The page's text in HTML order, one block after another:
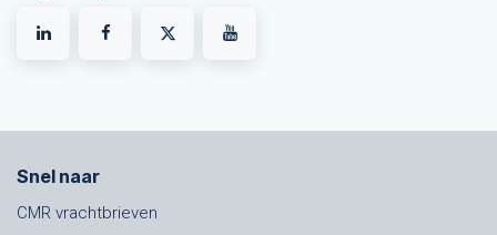
Snel naar
CMR vrachtbrieven